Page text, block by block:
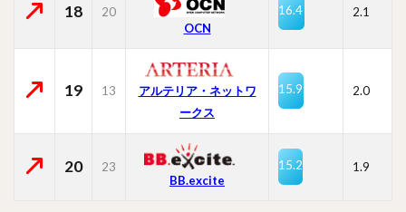
18
20
OCN
16.4 2.1
19 13
アルテリア・ネットワ
ークス
15.9 2.0
20
23
BB.excite
15.2 1.9